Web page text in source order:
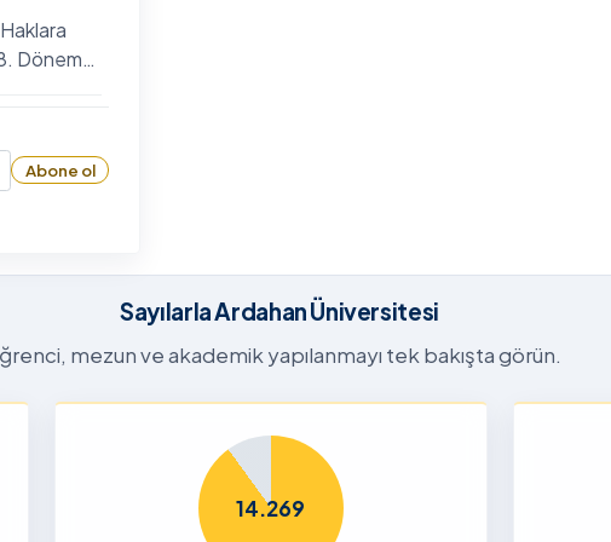
Dönem
2027
2026-
ve
Abone ol
Sayılarla Ardahan Üniversitesi
mezun ve akademik yapılanmayı tek bakışta görün.
14.269